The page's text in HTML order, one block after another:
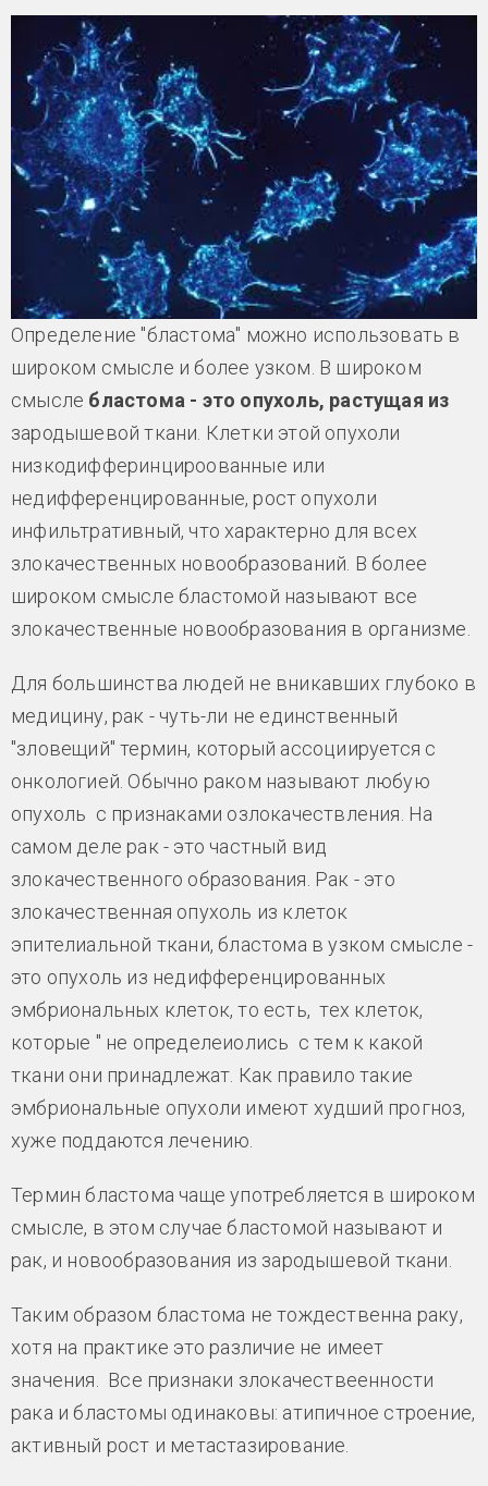
Определение "бластома" можно использовать в
широком смысле и более узком. В широком
смысле бластома - это опухоль, растущая из
зародышевой ткани. Клетки этой опухоли
низкодифферинцироованные или
недифференцированные, рост опухоли
инфильтративный, что характерно для всех
злокачественных новообразований. В более
широком смысле бластомой называют все
злокачественные новообразования в организме.
Для большинства людей не вникавших глубоко в
медицину, рак - чуть-ли не единственный
"зловещий" термин, который ассоциируется с
онкологией. Обычно раком называют любую
опухоль с признаками озлокачествления. На
самом деле рак - это частный вид
злокачественного образования. Рак - это
злокачественная опухоль из клеток
эпителиальной ткани, бластома в узком смысле -
это опухоль из недифференцированных
эмбриональных клеток, то есть, тех клеток,
которые " не определеиолись с тем к какой
ткани они принадлежат. Как правило такие
эмбриональные опухоли имеют худший прогноз,
хуже поддаются лечению.
Термин бластома чаще употребляется в широком
смысле, в этом случае бластомой называют и
рак, и новообразования из зародышевой ткани.
Таким образом бластома не тождественна раку,
хотя на практике это различие не имеет
значения. Все признаки злокачествеенности
рака и бластомы одинаковы: атипичное строение,
активный рост и метастазирование.